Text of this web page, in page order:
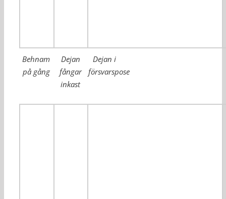
Behnam
på gång
Dejan
fångar
inkast
Dejan i
försvarspose